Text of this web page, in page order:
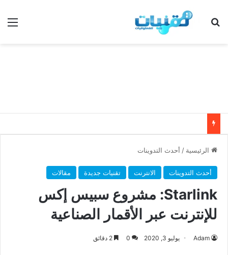
بحث عن
الرئيسية / أحدث التدوينات
أحدث التدوينات الانترنت تقنيات جديدة مقالات
Starlink: مشروع سبيس إكس
للإنترنت عبر الأقمار الصناعية
Adam يوليو 3, 2020 0